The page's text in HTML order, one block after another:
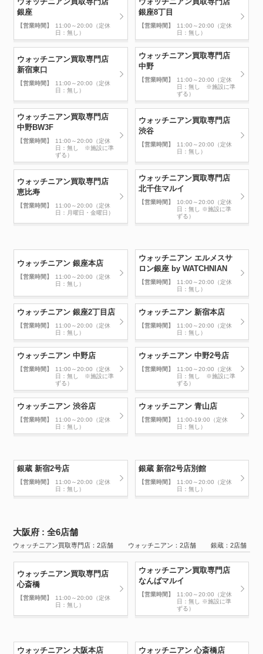
銀座
【営業時間】
11:00～20:00（定休
日：無し）
銀座8丁目
【営業時間】
11:00～20:00（定休
日：無し）
ウォッチニアン買取専門店
新宿東口
【営業時間】
11:00～20:00（定休
日：無し）
ウォッチニアン買取専門店
中野
【営業時間】
11:00～20:00（定休
日：無し ※施設に準
ずる）
ウォッチニアン買取専門店
中野BW3F
【営業時間】
11:00～20:00（定休
日：無し ※施設に準
ずる）
ウォッチニアン買取専門店
渋谷
【営業時間】
11:00～20:00（定休
日：無し）
ウォッチニアン買取専門店
恵比寿
【営業時間】
11:00～20:00（定休
日：月曜日・金曜日）
ウォッチニアン買取専門店
北千住マルイ
【営業時間】
10:00～20:00（定休
日：無し ※施設に準
ずる）
ウォッチニアン 銀座本店
【営業時間】
11:00～20:00（定休
日：無し）
ウォッチニアン エルメスサ
ロン銀座 by WATCHNIAN
【営業時間】
11:00～20:00（定休
日：無し）
ウォッチニアン 銀座2丁目店
【営業時間】
11:00～20:00（定休
日：無し）
ウォッチニアン 新宿本店
【営業時間】
11:00～20:00（定休
日：無し）
ウォッチニアン 中野店
【営業時間】
11:00～20:00（定休
日：無し ※施設に準
ずる）
ウォッチニアン 中野2号店
【営業時間】
11:00～20:00（定休
日：無し ※施設に準
ずる）
ウォッチニアン 渋谷店
【営業時間】
11:00～20:00（定休
日：無し）
ウォッチニアン 青山店
【営業時間】
11:00-19:00（定休
日：無し）
銀蔵 新宿2号店
【営業時間】
11:00～20:00（定休
日：無し）
銀蔵 新宿2号店別館
【営業時間】
11:00～20:00（定休
日：無し）
大阪府 : 全6店舗
ウォッチニアン買取専門店：2店舗 ウォッチニアン：2店舗 銀蔵：2店舗
ウォッチニアン買取専門店
心斎橋
【営業時間】
11:00～20:00（定休
日：無し）
ウォッチニアン買取専門店
なんばマルイ
【営業時間】
11:00～20:00（定休
日：無し ※施設に準
ずる）
ウォッチニアン 大阪本店 ウォッチニアン 心斎橋店